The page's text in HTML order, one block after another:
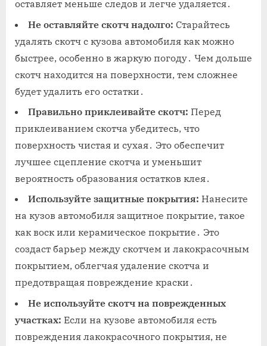
оставляет меньше следов и легче удаляется․
Не оставляйте скотч надолго: Старайтесь
удалять скотч с кузова автомобиля как можно
быстрее‚ особенно в жаркую погоду․ Чем дольше
скотч находится на поверхности‚ тем сложнее
будет удалить его остатки․
Правильно приклеивайте скотч: Перед
приклеиванием скотча убедитесь‚ что
поверхность чистая и сухая․ Это обеспечит
лучшее сцепление скотча и уменьшит
вероятность образования остатков клея․
Используйте защитные покрытия: Нанесите
на кузов автомобиля защитное покрытие‚ такое
как воск или керамическое покрытие․ Это
создаст барьер между скотчем и лакокрасочным
покрытием‚ облегчая удаление скотча и
предотвращая повреждение краски․
Не используйте скотч на поврежденных
участках: Если на кузове автомобиля есть
повреждения лакокрасочного покрытия‚ не